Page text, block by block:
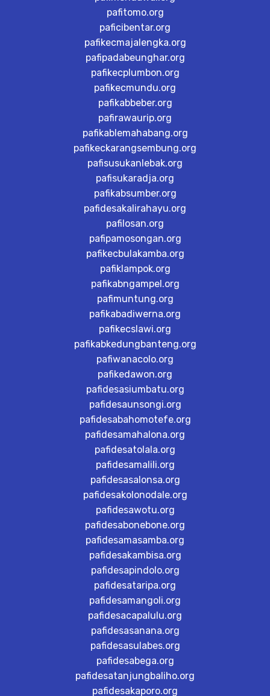
pafitomo.org
paficibentar.org
pafikecmajalengka.org
pafipadabeunghar.org
pafikecplumbon.org
pafikecmundu.org
pafikabbeber.org
pafirawaurip.org
pafikablemahabang.org
pafikeckarangsembung.org
pafisusukanlebak.org
pafisukaradja.org
pafikabsumber.org
pafidesakalirahayu.org
pafilosan.org
pafipamosongan.org
pafikecbulakamba.org
pafiklampok.org
pafikabngampel.org
pafimuntung.org
pafikabadiwerna.org
pafikecslawi.org
pafikabkedungbanteng.org
pafiwanacolo.org
pafikedawon.org
pafidesasiumbatu.org
pafidesaunsongi.org
pafidesabahomotefe.org
pafidesamahalona.org
pafidesatolala.org
pafidesamalili.org
pafidesasalonsa.org
pafidesakolonodale.org
pafidesawotu.org
pafidesabonebone.org
pafidesamasamba.org
pafidesakambisa.org
pafidesapindolo.org
pafidesataripa.org
pafidesamangoli.org
pafidesacapalulu.org
pafidesasanana.org
pafidesasulabes.org
pafidesabega.org
pafidesatanjungbaliho.org
pafidesakaporo.org